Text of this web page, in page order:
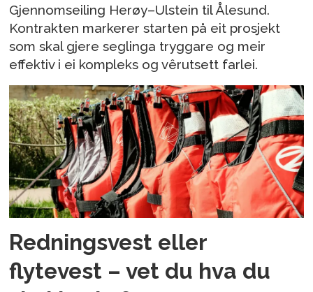
Gjennomseiling Herøy–Ulstein til Ålesund.
Kontrakten markerer starten på eit prosjekt
som skal gjere seglinga tryggare og meir
effektiv i ei kompleks og vêrutsett farlei.
Redningsvest eller
flytevest – vet du hva du